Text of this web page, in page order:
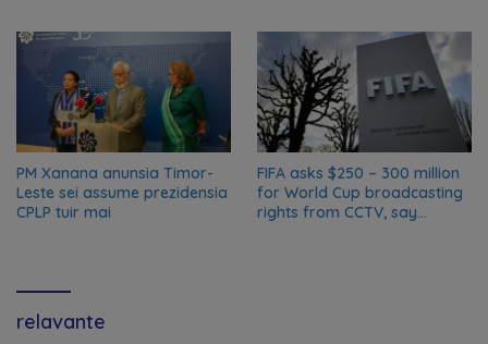
PM Xanana anunsia Timor-
Leste sei assume prezidensia
CPLP tuir mai
FIFA asks $250 – 300 million
for World Cup broadcasting
rights from CCTV, say
relavante